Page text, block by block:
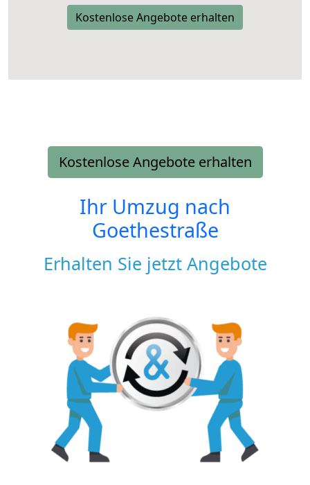
Kostenlose Angebote erhalten
Kostenlose Angebote erhalten
Ihr Umzug nach
Goethestraße
Erhalten Sie jetzt Angebote